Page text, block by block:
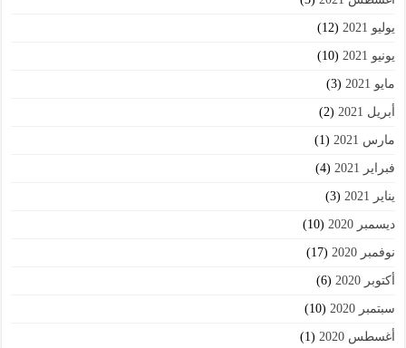
يوليو 2021 (12)
يونيو 2021 (10)
مايو 2021 (3)
أبريل 2021 (2)
مارس 2021 (1)
فبراير 2021 (4)
يناير 2021 (3)
ديسمبر 2020 (10)
نوفمبر 2020 (17)
أكتوبر 2020 (6)
سبتمبر 2020 (10)
أغسطس 2020 (1)